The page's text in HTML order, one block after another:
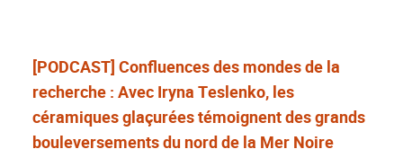
[PODCAST] Confluences des mondes de la
recherche : Avec Iryna Teslenko, les
céramiques glaçurées témoignent des grands
bouleversements du nord de la Mer Noire